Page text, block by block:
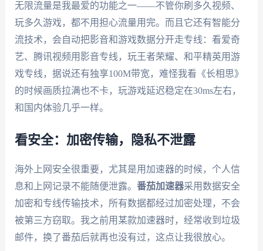
无限流量是我最爱的功能之一——不管你刷多久视频、
玩多久游戏，都不用担心流量用完。而且它还有智能分
流技术，会自动把影音和游戏数据分开走专线：看爱奇
艺、腾讯视频用影音专线，玩王者荣耀、和平精英用游
戏专线，据说还有独享100M带宽，难怪我看《长相思》
的时候画质拉满也不卡，玩游戏延迟稳定在30ms左右，
和国内体验几乎一样。
看安全：加密传输，隐私不泄露
海外上网安全很重要，尤其是用加速器的时候，个人信
息和上网记录不能随便泄露。 番茄加速器采用数据安全
加密和专线传输技术，所有数据都经过加密处理，不会
被第三方窃取。我之前用某款加速器时，经常收到垃圾
邮件，换了番茄后就再也没有过，这点让我很放心。